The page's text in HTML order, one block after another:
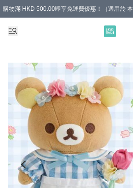
購物滿 HKD 500.00即享免運費優惠！（適用於